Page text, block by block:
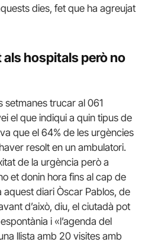
dies, fet que ha agreujat
hospitals però no
setmanes trucar al 061
el que indiqui a quin tipus de
que el 64% de les urgències
resolt en un ambulatori.
de la urgència però a
et donin hora fins al cap de
aquest diari Òscar Pablos, de
d’això, diu, el ciutadà pot
i «l’agenda del
llista amb 20 visites amb